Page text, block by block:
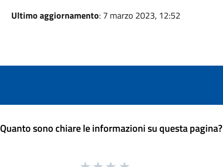
Ultimo aggiornamento: 7 marzo 2023, 12:52
Quanto sono chiare le informazioni su questa pagina?